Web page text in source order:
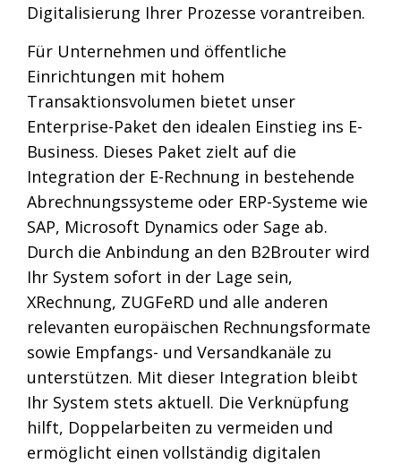
Digitalisierung Ihrer Prozesse vorantreiben.
Für Unternehmen und öffentliche
Einrichtungen mit hohem
Transaktionsvolumen bietet unser
Enterprise-Paket den idealen Einstieg ins E-
Business. Dieses Paket zielt auf die
Integration der E-Rechnung in bestehende
Abrechnungssysteme oder ERP-Systeme wie
SAP, Microsoft Dynamics oder Sage ab.
Durch die Anbindung an den B2Brouter wird
Ihr System sofort in der Lage sein,
XRechnung, ZUGFeRD und alle anderen
relevanten europäischen Rechnungsformate
sowie Empfangs- und Versandkanäle zu
unterstützen. Mit dieser Integration bleibt
Ihr System stets aktuell. Die Verknüpfung
hilft, Doppelarbeiten zu vermeiden und
ermöglicht einen vollständig digitalen